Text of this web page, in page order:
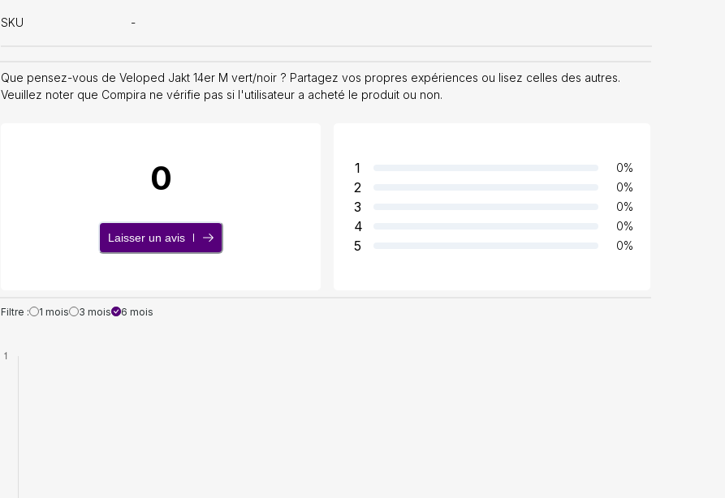
SKU -
Que pensez-vous de Veloped Jakt 14er M vert/noir ? Partagez vos propres expériences ou lisez celles des autres.
Veuillez noter que Compira ne vérifie pas si l'utilisateur a acheté le produit ou non.
0
Laisser un avis
1 0%
2 0%
3 0%
4 0%
5 0%
Filtre : 1 mois 3 mois 6 mois